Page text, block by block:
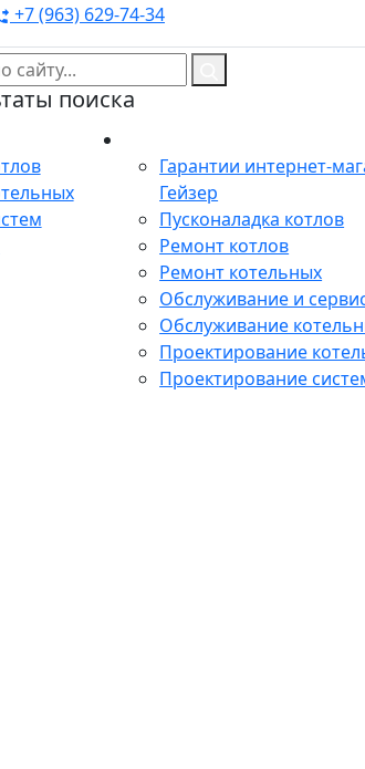
+7 (963) 629-74-34
поиска
Гарантии интернет-
Гейзер
Пусконаладка котлов
Ремонт котлов
Ремонт котельных
Обслуживание и
Обслуживание
Проектирование
Проектирование